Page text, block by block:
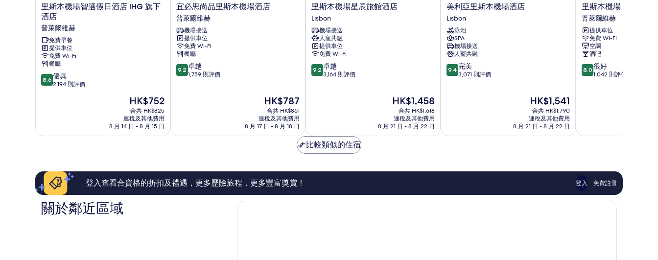
里
斯
本
機
場
智
選
假
日
酒
店
維
里斯本機場智選假日酒店 IHG 旗下
酒店
普萊爾維赫
免費早餐
提供車位
免費 Wi-Fi
餐廳
8.6
分
優
評
篇
價
8.6 優異
2,194 則評價
現
售
HK$752
HK$752
合共 HK$825
連稅及其他費用
8 月 14 日 - 8 月 15 日
宜
必
思
尚
品
里
斯
本
機
維
宜必思尚品里斯本機場酒店
普萊爾維赫
機場接送
提供車位
免費 Wi-Fi
餐廳
9.2
分
越，
價
篇
評
價
9.2 卓越
1,759 則評價
現
售
HK$787
HK$787
合共 HK$861
連稅及其他費用
8 月 17 日 - 8 月 18 日
里
斯
本
機
場
星
辰
旅
館
里斯本機場星辰旅館酒店
Lisbon
機場接送
人寵共融
提供車位
免費 Wi-Fi
9.2
分
越，
3,164
則
價
價
9.2 卓越
3,164 則評價
現
HK$1,458
HK$1,458
合共 HK$1,618
連稅及其他費用
8 月 21 日 - 8 月 22 日
美
利
亞
里
斯
本
機
場
酒
美利亞里斯本機場酒店
Lisbon
泳池
SPA
機場接送
人寵共融
9.4
分
美，
價
價
9.4 完美
3,071 則評價
現
售
HK$1,541
HK$1,541
合共 HK$1,790
連稅及其他費用
8 月 21 日 - 8 月 22 日
里
斯
本
機
場
Stay
酒
店
普
里斯本機場 Stay 酒店
普萊爾維赫
提供車位
免費 Wi-Fi
空調
酒吧
8.0
分
好，
價
篇
評
價
8.0 很好
1,042 則評價
比較類似的住宿
登入查看合資格的折扣及禮遇，更多歷險旅程，更多豐富獎賞！ 登入 免費註冊
關於鄰近區域